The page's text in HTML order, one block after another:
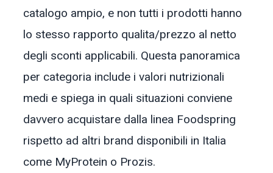
catalogo ampio, e non tutti i prodotti hanno
lo stesso rapporto qualita/prezzo al netto
degli sconti applicabili. Questa panoramica
per categoria include i valori nutrizionali
medi e spiega in quali situazioni conviene
davvero acquistare dalla linea Foodspring
rispetto ad altri brand disponibili in Italia
come MyProtein o Prozis.